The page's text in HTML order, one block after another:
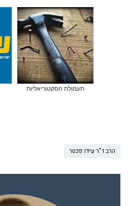
תעמולת הסקטוריאליות
הרב ד"ר עידו פכטר